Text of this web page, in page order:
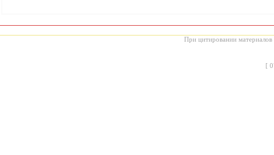
При цитировании материалов
[